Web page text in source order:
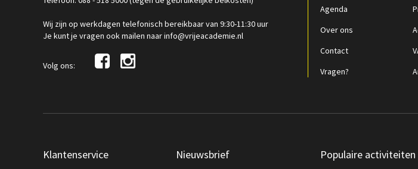
Wij zijn op werkdagen telefonisch bereikbaar van 9:30-11:30 uur
Je kunt je vragen ook mailen naar info@vrijeacademie.nl
Volg ons:
Agenda
Over ons
Contact
Vragen?
Klantenservice Nieuwsbrief Populaire activiteiten